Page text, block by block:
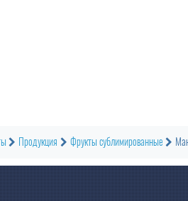
Продукция Фрукты сублимированные